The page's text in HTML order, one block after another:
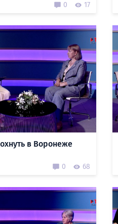
0 17
в Воронеже
0 68